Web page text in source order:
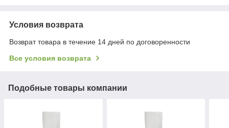
Условия возврата
Возврат товара в течение 14 дней по договоренности
Все условия возврата
Подобные товары компании